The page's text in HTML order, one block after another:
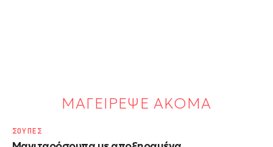
ΜΑΓΕΙΡΕΨΕ ΑΚΟΜΑ
ΣΟΥΠΕΣ